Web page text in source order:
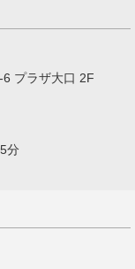
プラザ大口 2F
分